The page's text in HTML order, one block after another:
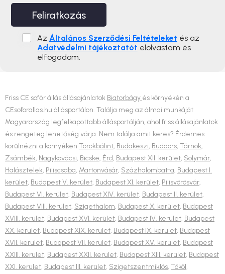
Feliratkozás
Az Általános Szerződési Feltételeket és az
Adatvédelmi tájékoztatót elolvastam és
elfogadom.
Friss CE sofőr állás állásajánlatok Biatorbágy és környékén a
CEsoforallas.hu állásportálon. Találja meg az álmai munkáját
Magyarország legfelkapottabb állásportálján, ahol friss állásajánlatok
és rengeteg lehetőség várja. Nem találja amit keres? Érdemes
körülnézni a környéken Törökbálint, Budakeszi, Budaörs, Tárnok,
Zsámbék, Nagykovácsi, Bicske, Érd, Budapest XII. kerület, Solymár,
Halásztelek, Piliscsaba, Martonvásár, Százhalombatta, Budapest I.
kerület, Budapest V. kerület, Budapest XI. kerület, Pilisvörösvár,
Budapest VI. kerület, Budapest XIV. kerület, Budapest II. kerület,
Budapest VIII. kerület, Szigethalom, Budapest X. kerület, Budapest
XVIII. kerület, Budapest XVI. kerület, Budapest IV. kerület, Budapest
XX. kerület, Budapest XIX. kerület, Budapest IX. kerület, Budapest
XVII. kerület, Budapest VII. kerület, Budapest XV. kerület, Budapest
XXIII. kerület, Budapest XXII. kerület, Budapest XIII. kerület, Budapest
XXI. kerület, Budapest III. kerület, Szigetszentmiklós, Tököl,